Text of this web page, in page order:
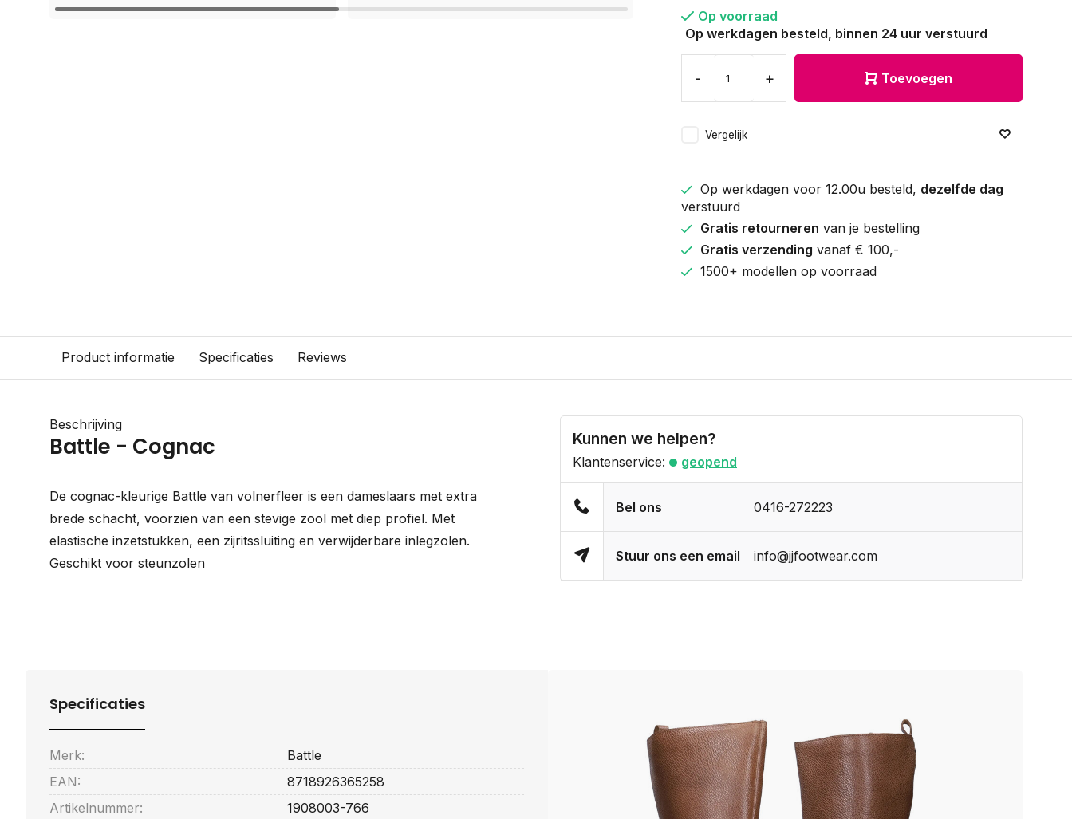
Op voorraad
Op werkdagen besteld, binnen 24 uur verstuurd
- + Toevoegen
Vergelijk
Op werkdagen voor 12.00u besteld, dezelfde dag
verstuurd
Gratis retourneren van je bestelling
Gratis verzending vanaf € 100,-
1500+ modellen op voorraad
Product informatie Specificaties Reviews
Beschrijving
Battle - Cognac
De cognac-kleurige Battle van volnerfleer is een dameslaars met extra
brede schacht, voorzien van een stevige zool met diep profiel. Met
elastische inzetstukken, een zijritssluiting en verwijderbare inlegzolen.
Geschikt voor steunzolen
Kunnen we helpen?
Klantenservice: geopend
Bel ons 0416-272223
Stuur ons een email info@jjfootwear.com
Specificaties
Merk:
Battle
EAN:
8718926365258
Artikelnummer:
1908003-766